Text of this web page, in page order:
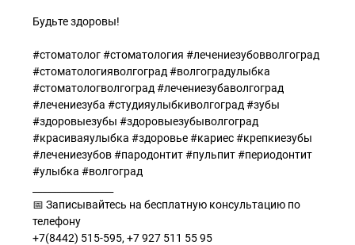
Будьте здоровы!
#стоматолог #стоматология #лечениезубовволгоград
#стоматологияволгоград #волгоградулыбка
#стоматологволгоград #лечениезубаволгоград
#лечениезуба #студияулыбкиволгоград #зубы
#здоровыезубы #здоровыезубыволгоград
#красиваяулыбка #здоровье #кариес #крепкиезубы
#лечениезубов #пародонтит #пульпит #периодонтит
#улыбка #волгоград
📅 Записывайтесь на бесплатную консультацию по
телефону
+7(8442) 515-595, +7 927 511 55 95